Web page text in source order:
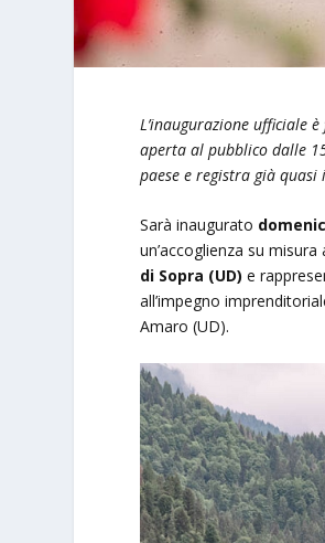
L’inaugurazione ufficiale
aperta al pubblico dalle
paese e registra già
Sarà inaugurato
un’accoglienza su
di Sopra (UD) e
all’impegno
Amaro (UD).